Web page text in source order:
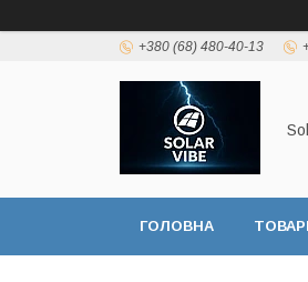
+380 (68) 480-40-13
ГОЛОВНА